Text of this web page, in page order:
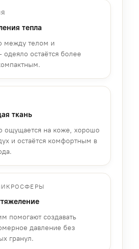
тепла
между телом и
остаётся более
ткань
ощущается на коже, хорошо
и остаётся комфортным в
помогают создавать
давление без
гранул.